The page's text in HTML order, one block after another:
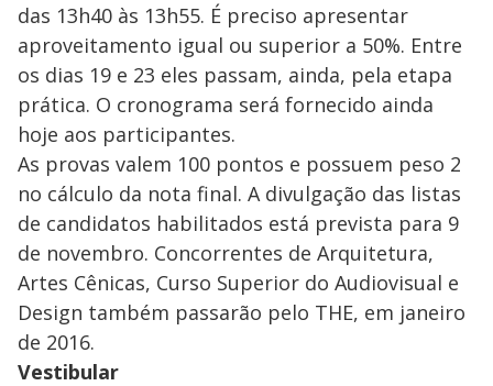
das 13h40 às 13h55. É preciso apresentar
aproveitamento igual ou superior a 50%. Entre
os dias 19 e 23 eles passam, ainda, pela etapa
prática. O cronograma será fornecido ainda
hoje aos participantes.
As provas valem 100 pontos e possuem peso 2
no cálculo da nota final. A divulgação das listas
de candidatos habilitados está prevista para 9
de novembro. Concorrentes de Arquitetura,
Artes Cênicas, Curso Superior do Audiovisual e
Design também passarão pelo THE, em janeiro
de 2016.
Vestibular